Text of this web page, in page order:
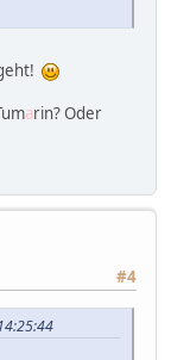
arin? Oder
#4